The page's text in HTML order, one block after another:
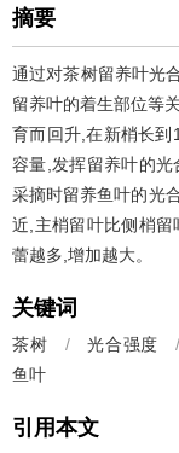
摘要
通过对茶树留养叶光
留养叶的着生部位等
育而回升,在新梢长
容量,发挥留养叶的光
采摘时留养鱼叶的光
近,主梢留叶比侧梢
蕾越多,增加越大。
关键词
茶树 / 光合强度 /
鱼叶
引用本文